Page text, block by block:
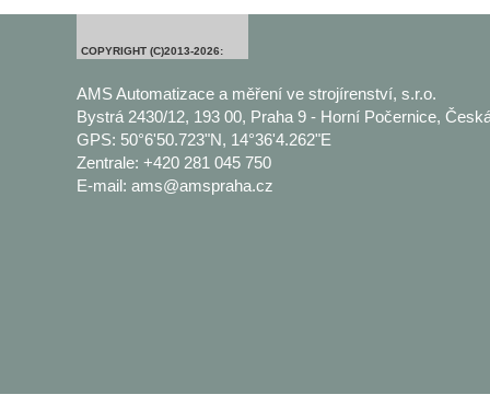
COPYRIGHT (C)2013-2026:
AMS Automatizace a měření ve strojírenství, s.r.o.
Bystrá 2430/12, 193 00, Praha 9 - Horní Počernice,
GPS: 50°6'50.723"N, 14°36'4.262"E
Zentrale: +420 281 045 750
E-mail: ams@amspraha.cz